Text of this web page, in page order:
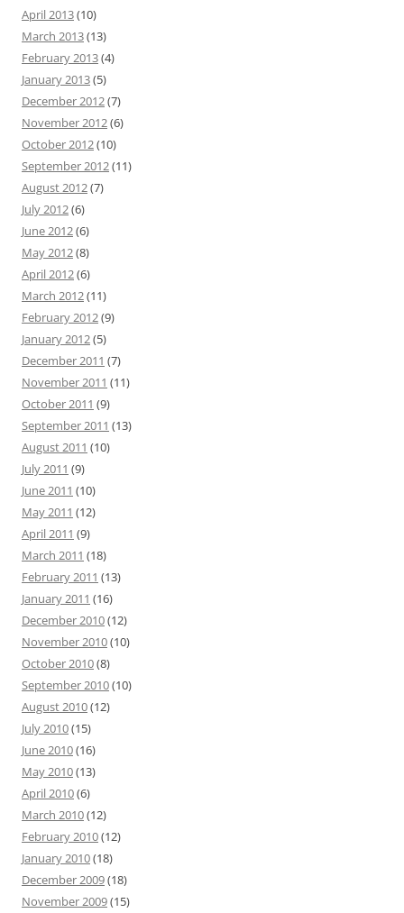
April 2013(10)
March 2013(13)
February 2013(4)
January 2013(5)
December 2012(7)
November 2012(6)
October 2012(10)
September 2012(11)
August 2012(7)
July 2012(6)
June 2012(6)
May 2012(8)
April 2012(6)
March 2012(11)
February 2012(9)
January 2012(5)
December 2011 (7)
November 2011 (11)
October 2011 (9)
September 2011 (13)
August 2011 (10)
July 2011 (9)
June 2011 (10)
May 2011 (12)
April 2011 (9)
March 2011 (18)
February 2011 (13)
January 2011 (16)
December 2010(12)
November 2010(10)
October 2010(8)
September 2010(10)
August 2010(12)
July 2010(15)
June 2010(16)
May 2010(13)
April 2010(6)
March 2010(12)
February 2010(12)
January 2010(18)
December 2009(18)
November 2009(15)